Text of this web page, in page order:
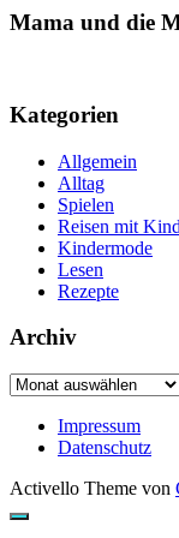
Mama und die
Kategorien
Allgemein
Alltag
Spielen
Reisen mit Kind
Kindermode
Lesen
Rezepte
Archiv
Archiv
Impressum
Datenschutz
Activello Theme von